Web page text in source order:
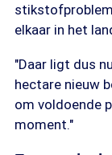
elkaar in het
"Daar ligt dus
hectare nieuw
om voldoende
moment."